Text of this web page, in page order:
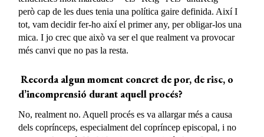
però cap de les dues tenia una política gaire definida. Així I
tot, vam decidir fer-ho així el primer any, per obligar-los una
mica. I jo crec que això va ser el que realment va provocar
més canvi que no pas la resta.
Recorda algun moment concret de por, de risc, o
d’incomprensió durant aquell procés?
No, realment no. Aquell procés es va allargar més a causa
dels coprínceps, especialment del copríncep episcopal, i no